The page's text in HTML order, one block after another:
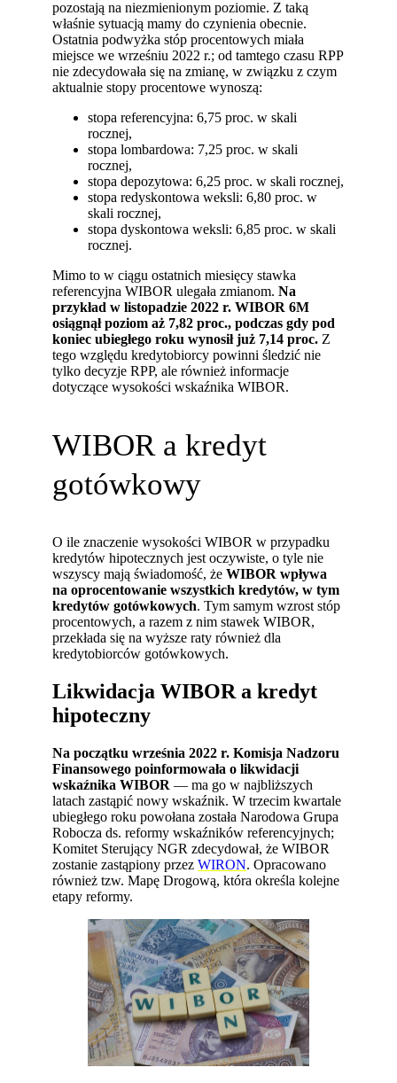
pozostają na niezmienionym poziomie. Z taką
właśnie sytuacją mamy do czynienia obecnie.
Ostatnia podwyżka stóp procentowych miała
miejsce we wrześniu 2022 r.; od tamtego czasu RPP
nie zdecydowała się na zmianę, w związku z czym
aktualnie stopy procentowe wynoszą:
stopa referencyjna: 6,75 proc. w skali
rocznej,
stopa lombardowa: 7,25 proc. w skali
rocznej,
stopa depozytowa: 6,25 proc. w skali rocznej,
stopa redyskontowa weksli: 6,80 proc. w
skali rocznej,
stopa dyskontowa weksli: 6,85 proc. w skali
rocznej.
Mimo to w ciągu ostatnich miesięcy stawka
referencyjna WIBOR ulegała zmianom.Na
przykład w listopadzie 2022 r. WIBOR 6M
osiągnął poziom aż 7,82 proc., podczas gdy pod
koniec ubiegłego roku wynosił już 7,14 proc. Z
tego względu kredytobiorcy powinni śledzić nie
tylko decyzje RPP, ale również informacje
dotyczące wysokości wskaźnika WIBOR.
WIBOR a kredyt
gotówkowy
O ile znaczenie wysokości WIBOR w przypadku
kredytów hipotecznych jest oczywiste, o tyle nie
wszyscy mają świadomość, że WIBOR wpływa
na oprocentowanie wszystkich kredytów, w tym
kredytów gotówkowych. Tym samym wzrost stóp
procentowych, a razem z nim stawek WIBOR,
przekłada się na wyższe raty również dla
kredytobiorców gotówkowych.
Likwidacja WIBOR a kredyt
hipoteczny
Na początku września 2022 r. Komisja Nadzoru
Finansowego poinformowała o likwidacji
wskaźnika WIBOR — ma go w najbliższych
latach zastąpić nowy wskaźnik. W trzecim kwartale
ubiegłego roku powołana została Narodowa Grupa
Robocza ds. reformy wskaźników referencyjnych;
Komitet Sterujący NGR zdecydował, że WIBOR
zostanie zastąpiony przezWIRON. Opracowano
również tzw. Mapę Drogową, która określa kolejne
etapy reformy.